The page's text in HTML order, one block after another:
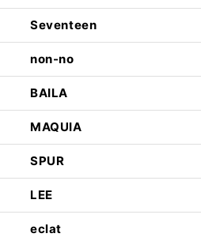
Seventeen
non-no
BAILA
MAQUIA
SPUR
LEE
eclat